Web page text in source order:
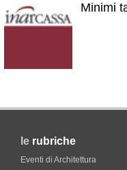
Minimi
le rubriche
Eventi di Architettura